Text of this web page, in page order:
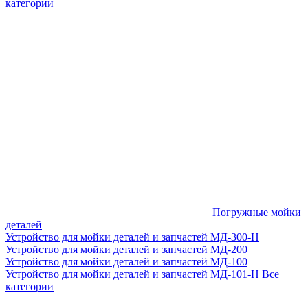
категории
Погружные мойки
деталей
Устройство для мойки деталей и запчастей МД-300-H
Устройство для мойки деталей и запчастей МД-200
Устройство для мойки деталей и запчастей МД-100
Устройство для мойки деталей и запчастей МД-101-Н Все
категории